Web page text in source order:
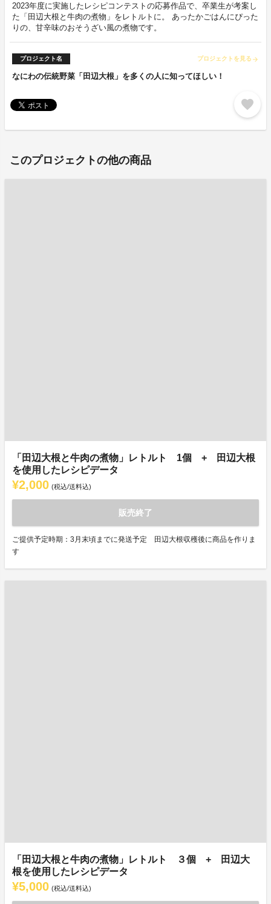
2023年度に実施したレシピコンテストの応募作品で、卒業生が考案し
た「田辺大根と牛肉の煮物」をレトルトに。 あったかごはんにぴった
りの、甘辛味のおそうざい風の煮物です。
プロジェクト名 プロジェクトを見る arrow_forward
なにわの伝統野菜「田辺大根」を多くの人に知ってほしい！
favorite
このプロジェクトの他の商品
「田辺大根と牛肉の煮物」レトルト 1個 + 田辺大根
を使用したレシピデータ
¥2,000 (税込/送料込)
販売終了
ご提供予定時期：3月末頃までに発送予定 田辺大根収穫後に商品を作りま
す
「田辺大根と牛肉の煮物」レトルト ３個 + 田辺大
根を使用したレシピデータ
¥5,000 (税込/送料込)